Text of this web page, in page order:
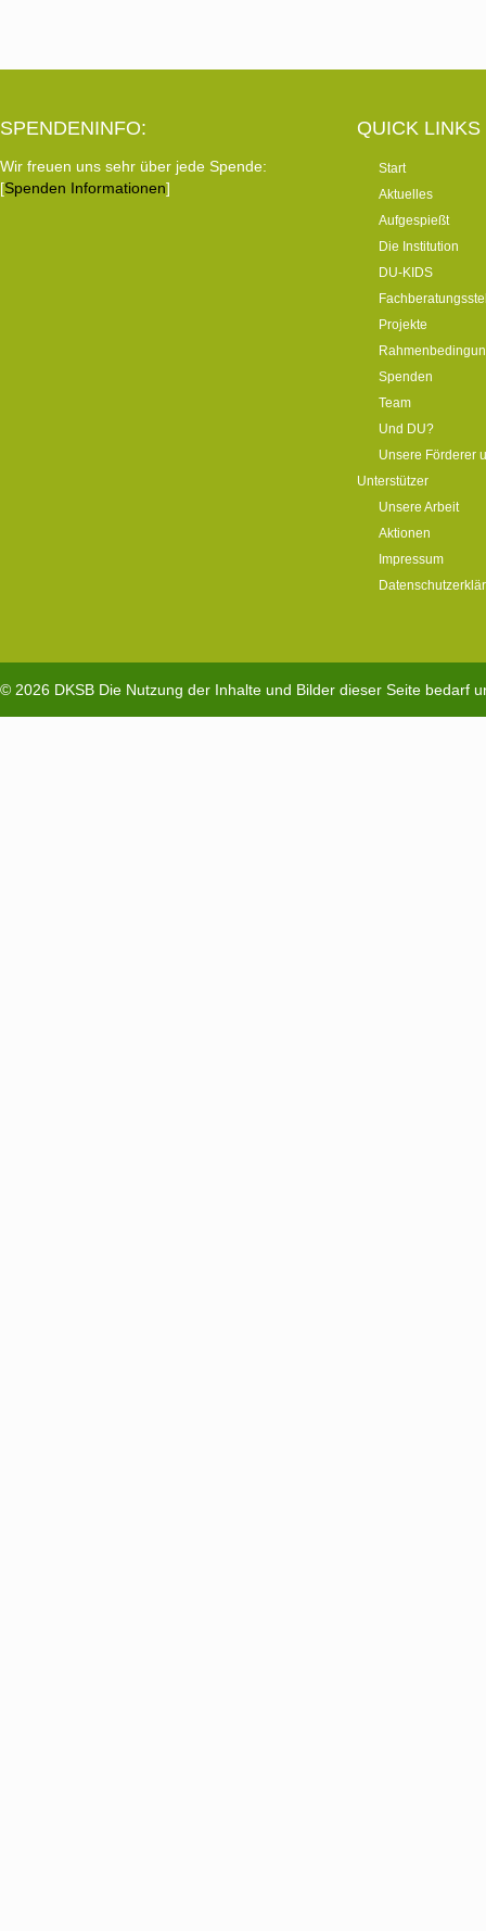
SPENDENINFO:
Wir freuen uns sehr über jede Spende:
[Spenden Informationen]
QUICK LINKS
Start
Aktuelles
Aufgespießt
Die Institution
DU-KIDS
Projekte
Spenden
Team
Und DU?
Unsere Förderer
Unterstützer
Unsere Arbeit
Aktionen
Impressum
© 2026 DKSB Die Nutzung der Inhalte und Bilder dieser Seite bedarf